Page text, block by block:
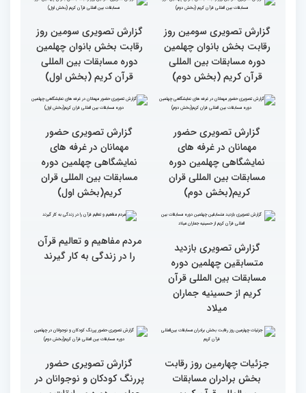
سطح مسابقات قرآنی در
استادم از دقت نمره دادن در
این مسابقات
هشت بار مقام اول رشته
و آلمان کسب کرده ام
بالاترین سطح برگزاری
مسابقات قرآن را در ایران
شاهد بودم
ایران مهد قرآن است/ سطح
مسابقات ایران خیلی بالاست
گزارش تصویری سومین روز
رقابت بخش بانوان چهلمین
دوره مسابقات بین المللی
قرآن کریم (بخش دوم)
گزارش تصویری سومین روز
رقابت بخش بانوان چهلمین
دوره مسابقات بین المللی
گزارش تصویری حضور
مهمانان در غرفه های
نمایشگاهی چهلمین دوره
مسابقات بین المللی قران
کریم(بخش دوم)
مسابقات بین المللی قران
کریم(بخش اول)